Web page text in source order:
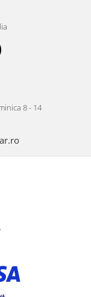
8 - 14